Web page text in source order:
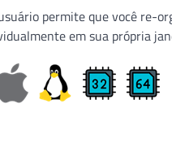
usuário permite que você
em sua própria